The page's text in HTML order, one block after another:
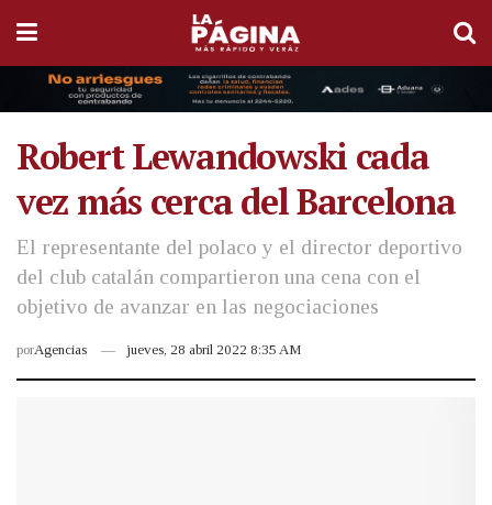
Robert Lewandowski cada
vez más cerca del Barcelona
El representante del polaco y el director deportivo
del club catalán compartieron una cena con el
objetivo de avanzar en las negociaciones
porAgencias jueves, 28 abril 2022 8:35 AM